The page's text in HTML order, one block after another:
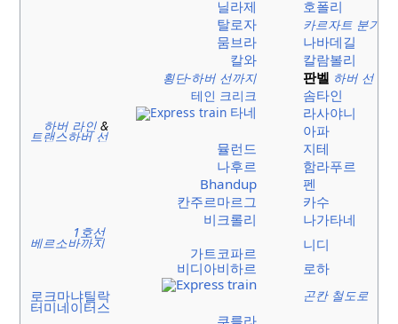
닐라제
호폴리
탈로자
카르자트 분기점
뭄브라
나바데길
칼와
칼람볼리
횡단-하버 선까지 판벨 하버 선
테인 크리크
솜타인
타네
라사야니
하버 라인 &
트랜스하버 선
아파
뮬런드
지테
나후르
함라푸르
Bhandup
펜
칸주르마르그
카수
비크롤리
나가타네
1호선
베르소바까지
가트코파르
니디
비디아비하르
로하
로크마냐틸락
터미네이터스
곤칸 철도로
쿠를라